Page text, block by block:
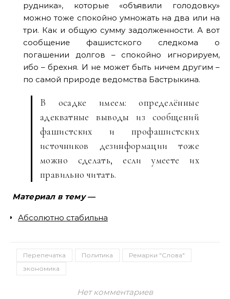
рудника», которые «объявили голодовку»
можно тоже спокойно умножать на два или на
три. Как и общую сумму задолженности. А вот
сообщение фашистского следкома о
погашении долгов – спокойно игнорируем,
ибо – брехня. И не может быть ничем другим –
по самой природе ведомства Бастрыкина.
В осадке имеем: определённые
адекватные выводы из сообщений
фашистских и профашистских
источников дезинформации тоже
можно сделать, если умеете их
правильно читать.
Материал в тему —
Абсолютно стабильна
Перепечатка Политика
Ремарки "Слова"
экономика
Нет комментариев